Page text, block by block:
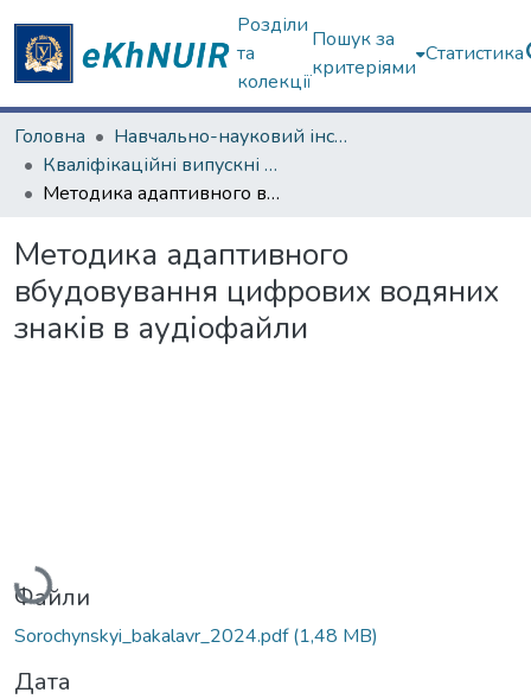
Розділи
та
колекції
Пошук за
критеріями
Статистика
Головна
Навчально-науковий інститут комп'ютерних наук та штучного інтелекту
Кваліфікаційні випускні роботи бакалаврів. Навчально-науковий інститут комп'ютерних наук та штучного інтелекту
Методика адаптивного вбудовування цифрових водяних знаків в аудіофайли
Методика адаптивного
вбудовування цифрових водяних
знаків в аудіофайли
Вантажиться...
Файли
Sorochynskyi_bakalavr_2024.pdf(1,48 MB)
Дата